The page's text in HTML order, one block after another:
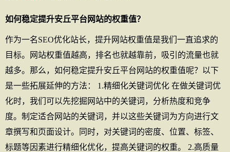
如何稳定提升安丘平台网站的权重值？
作为一名SEO优化站长，提升网站权重值是我们一直追求的
目标。网站权重值越高，排名也就越靠前，吸引的流量也就
越多。那么，如何稳定提升安丘平台网站的权重值呢？以下
是一些拓展延伸的方法： 1.精细化关键词优化 在做关键词优
化时，我们可以先挖掘网站中的关键词，分析热度和竞争
度。制定适合网站的关键词，并以这些关键词为方向进行文
章撰写和页面设计。同时，对关键词的密度、位置、标签、
标题等因素进行精细化优化，提高关键词的权重。 2.高质量